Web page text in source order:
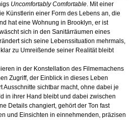
Uncomfortably Comfortable. Mit einer
Künstlerin einer Form des Lebens an, die
hat eine Wohnung in Brooklyn, er ist
sich in den Sanitärräumen eines
sich seine Lebenssituation mehrmals,
zu Umreißende seiner Realität bleibt
in der Konstellation des Filmemachens
Zugriff, der Einblick in dieses Leben
Ausschnitte sichtbar macht, ohne dabei je
in ihrer Hand bleibt und dabei zwischen
Details changiert, gehört der Ton fast
und Einsichten in einnehmenden, präzisen